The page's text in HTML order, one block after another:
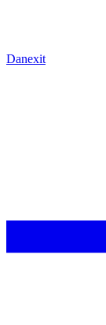
Danexit